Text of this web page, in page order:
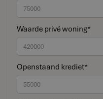
Waarde privé woning*
Openstaand krediet*